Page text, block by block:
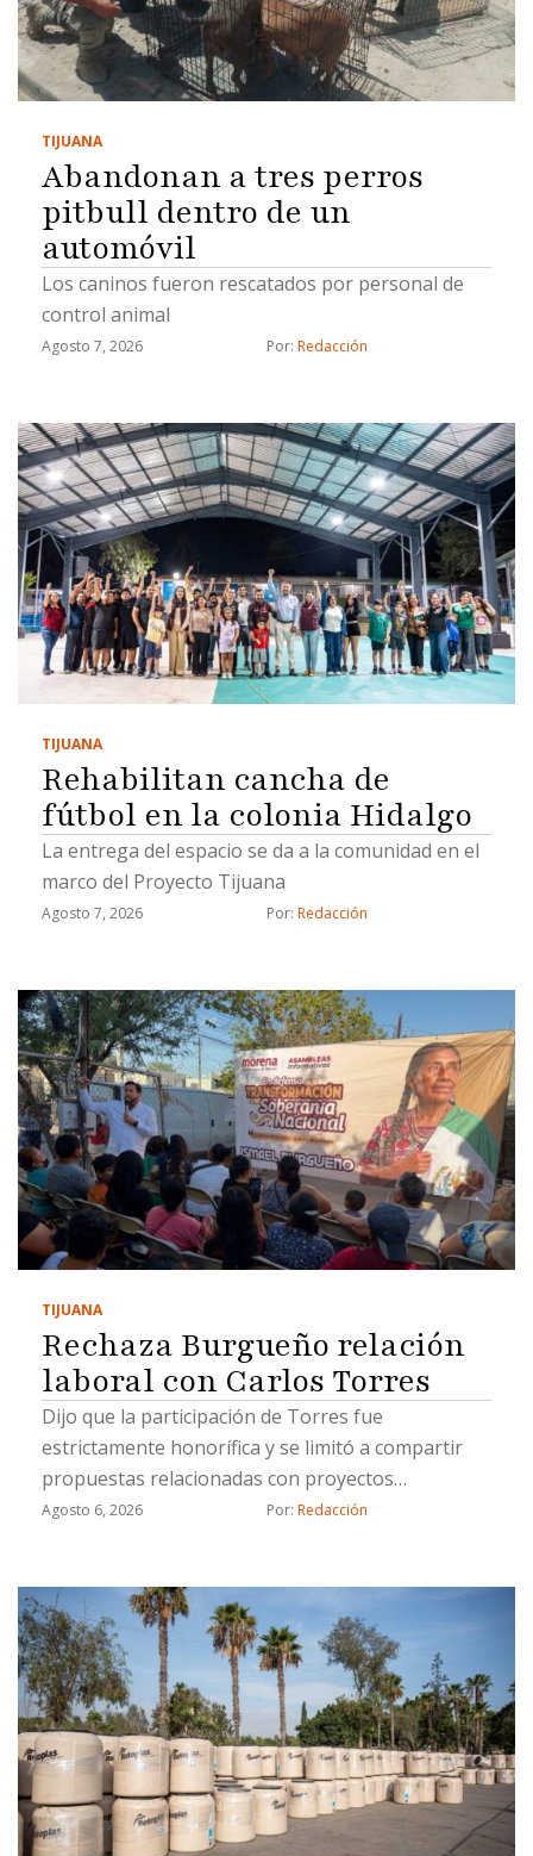
y analista y son acusados de fraude, fraude
procesal y uso de documentos falsos, detalló."Hay
varios grupos y tentáculos que maneja el cártel
detenidos por estos hechos y las investigaciones
…
TIJUANA
Abandonan a tres perros
pitbull dentro de un
automóvil
Los caninos fueron rescatados por personal de
control animal
Agosto 7, 2026 Por: Redacción
TIJUANA
Rehabilitan cancha de
fútbol en la colonia Hidalgo
La entrega del espacio se da a la comunidad en el
marco del Proyecto Tijuana
Agosto 7, 2026 Por: Redacción
TIJUANA
Rechaza Burgueño relación
laboral con Carlos Torres
Dijo que la participación de Torres fue
estrictamente honorífica y se limitó a compartir
propuestas relacionadas con proyectos
estratégicos
Agosto 6, 2026 Por: Redacción